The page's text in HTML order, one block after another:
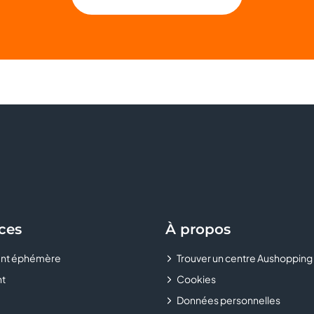
éphémère
À propos
Trouver un centre Aushopping
Cookies
Données personnelles